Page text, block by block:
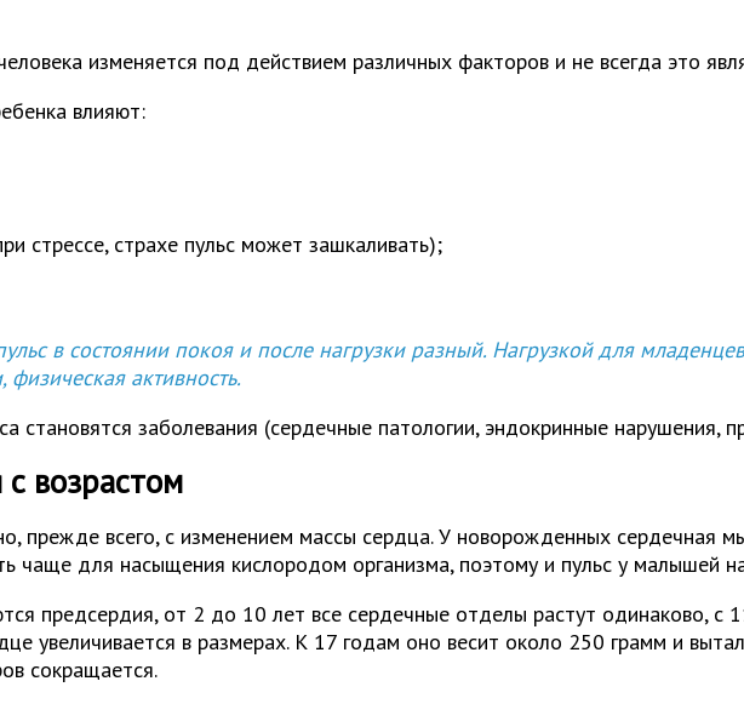
изменяется под действием различных факторов и не всегда это
влияют:
стрессе, страхе пульс может зашкаливать);
в состоянии покоя и после нагрузки разный. Нагрузкой для
активность.
становятся заболевания (сердечные патологии, эндокринные нарушения,
возрастом
прежде всего, с изменением массы сердца. У новорожденных сердечная
чаще для насыщения кислородом организма, поэтому и пульс у малышей
предсердия, от 2 до 10 лет все сердечные отделы растут одинаково, с
увеличивается в размерах. К 17 годам оно весит около 250 грамм и
сокращается.